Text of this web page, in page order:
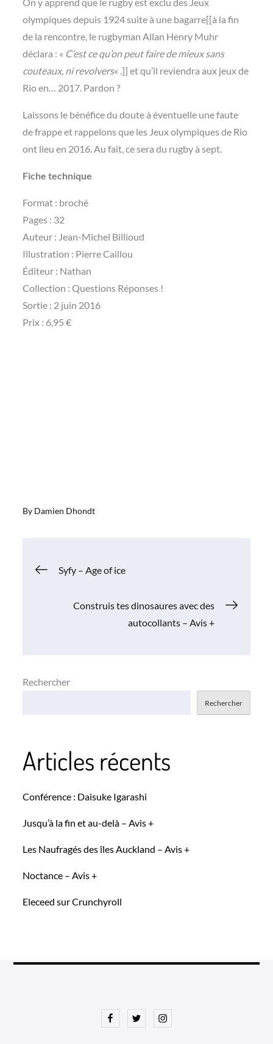
olympiques depuis 1924 suite à une bagarre[[à la fin
de la rencontre, le rugbyman Allan Henry Muhr
déclara : « C’est ce qu’on peut faire de mieux sans
couteaux, ni revolvers« .]] et qu’il reviendra aux jeux de
Rio en… 2017. Pardon ?
Laissons le bénéfice du doute à éventuelle une faute
de frappe et rappelons que les Jeux olympiques de Rio
ont lieu en 2016. Au fait, ce sera du rugby à sept.
Fiche technique
Format : broché
Pages : 32
Auteur : Jean-Michel Billioud
Illustration : Pierre Caillou
Éditeur : Nathan
Collection : Questions Réponses !
Sortie : 2 juin 2016
Prix : 6,95 €
By Damien Dhondt
Navigation
Syfy – Age of ice
Construis tes dinosaures avec des
autocollants – Avis +
Rechercher
Rechercher
Articles récents
Conférence : Daisuke Igarashi
Jusqu’à la fin et au-delà – Avis +
Les Naufragés des îles Auckland – Avis +
Noctance – Avis +
Eleceed sur Crunchyroll
FacebookTwitterInstagram